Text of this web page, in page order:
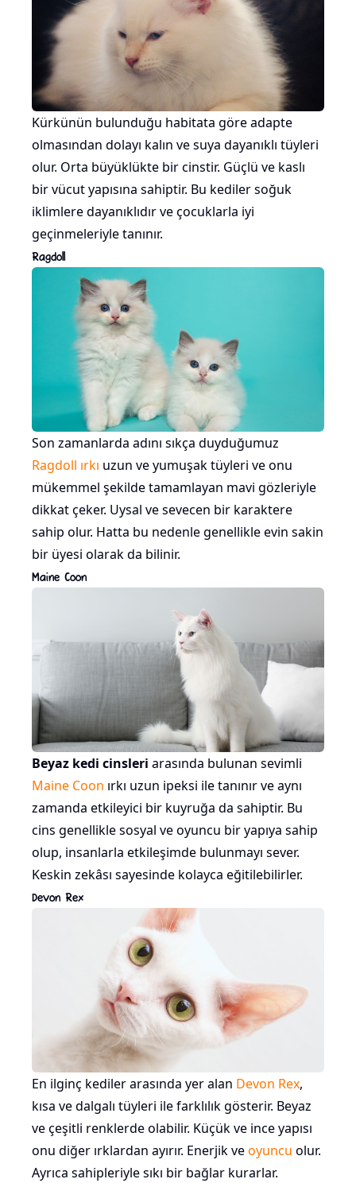
Kürkünün bulunduğu habitata göre adapte
olmasından dolayı kalın ve suya dayanıklı tüyleri
olur. Orta büyüklükte bir cinstir. Güçlü ve kaslı
bir vücut yapısına sahiptir. Bu kediler soğuk
iklimlere dayanıklıdır ve çocuklarla iyi
geçinmeleriyle tanınır.
Ragdoll
Son zamanlarda adını sıkça duyduğumuz
Ragdoll ırkı uzun ve yumuşak tüyleri ve onu
mükemmel şekilde tamamlayan mavi gözleriyle
dikkat çeker. Uysal ve sevecen bir karaktere
sahip olur. Hatta bu nedenle genellikle evin sakin
bir üyesi olarak da bilinir.
Maine Coon
Beyaz kedi cinsleri arasında bulunan sevimli
Maine Coon ırkı uzun ipeksi ile tanınır ve aynı
zamanda etkileyici bir kuyruğa da sahiptir. Bu
cins genellikle sosyal ve oyuncu bir yapıya sahip
olup, insanlarla etkileşimde bulunmayı sever.
Keskin zekâsı sayesinde kolayca eğitilebilirler.
Devon Rex
En ilginç kediler arasında yer alan Devon Rex,
kısa ve dalgalı tüyleri ile farklılık gösterir. Beyaz
ve çeşitli renklerde olabilir. Küçük ve ince yapısı
onu diğer ırklardan ayırır. Enerjik veoyuncu olur.
Ayrıca sahipleriyle sıkı bir bağlar kurarlar.